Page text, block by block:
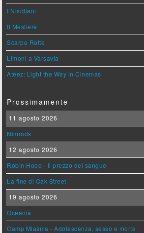
I Nisidiani
Il Mestiere
Scarpe Rotte
Limoni a Varsavia
Ateez: Light the Way in Cinemas
Prossimamente
11 agosto 2026
Nimrods
12 agosto 2026
Robin Hood - Il prezzo del sangue
La fine di Oak Street
19 agosto 2026
Oceania
Camp Miasma - Adolescenza, sesso e morte